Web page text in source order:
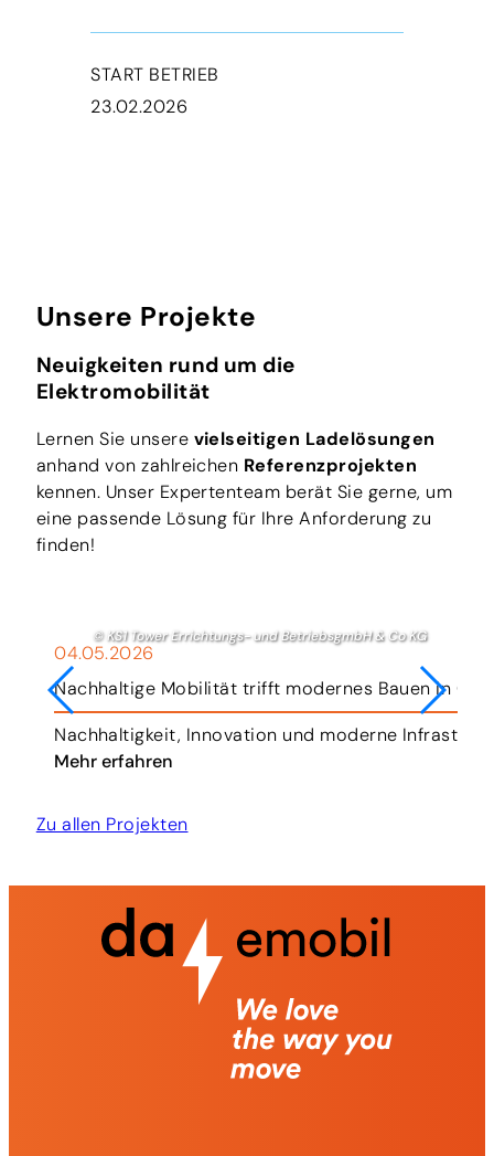
START BETRIEB
23.02.2026
Unsere Projekte
Neuigkeiten rund um die
Elektromobilität
Lernen Sie unsere vielseitigen Ladelösungen
anhand von zahlreichen Referenzprojekten
kennen. Unser Expertenteam berät Sie gerne, um
eine passende Lösung für Ihre Anforderung zu
finden!
© KS1 Tower Errichtungs- und BetriebsgmbH & Co KG
04.05.2026
Nachhaltige Mobilität trifft modernes Bauen in
Nachhaltigkeit, Innovation und moderne
Mehr erfahren
Zu allen Projekten